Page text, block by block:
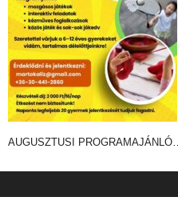
AUGUSZTUSI PROGRAMAJÁNLÓ…